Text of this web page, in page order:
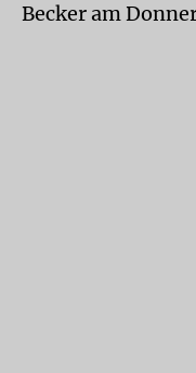
Becker am